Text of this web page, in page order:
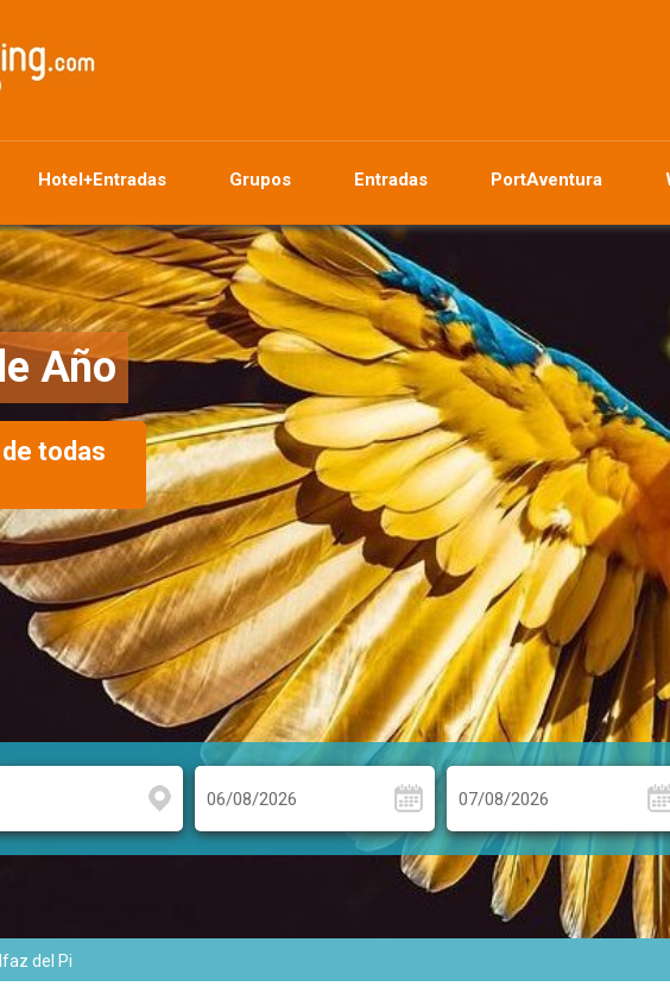
Hotel+Entradas Grupos Entradas PortAventura
Año
todas
del Pi